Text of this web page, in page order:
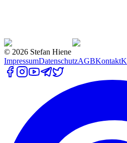
© 2026 Stefan Hiene
ImpressumDatenschutzAGBKontakt